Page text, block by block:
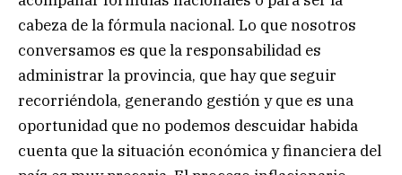
cabeza de la fórmula nacional. Lo que nosotros
conversamos es que la responsabilidad es
administrar la provincia, que hay que seguir
recorriéndola, generando gestión y que es una
oportunidad que no podemos descuidar habida
cuenta que la situación económica y financiera del